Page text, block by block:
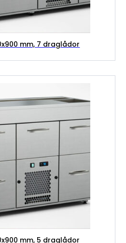
mm, 7 draglådor
mm, 5 draglådor